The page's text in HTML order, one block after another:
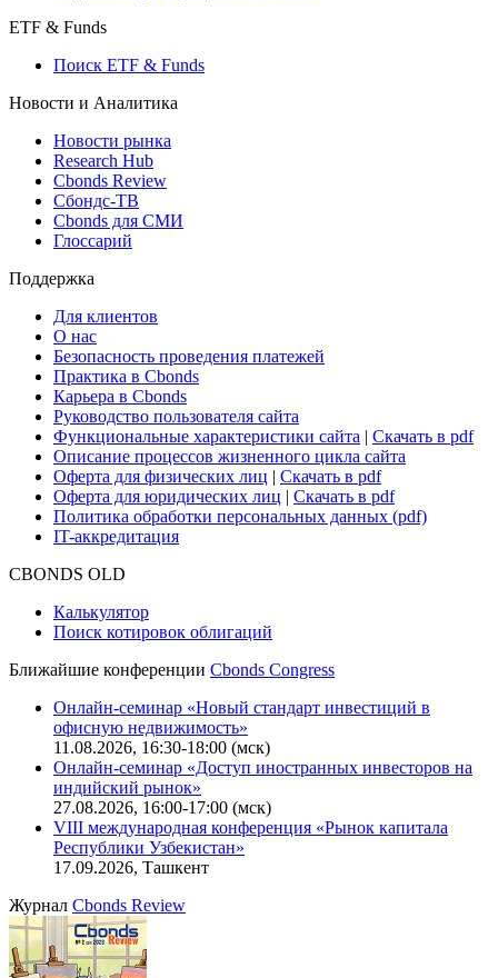
ETF & Funds
Поиск ETF & Funds
Новости и Аналитика
Новости рынка
Research Hub
Cbonds Review
Сбондс-ТВ
Cbonds для СМИ
Глоссарий
Поддержка
Для клиентов
О нас
Безопасность проведения платежей
Практика в Cbonds
Карьера в Cbonds
Руководство пользователя сайта
Функциональные характеристики сайта | Скачать в pdf
Описание процессов жизненного цикла сайта
Оферта для физических лиц | Скачать в pdf
Оферта для юридических лиц | Скачать в pdf
Политика обработки персональных данных (pdf)
IT-аккредитация
CBONDS OLD
Калькулятор
Поиск котировок облигаций
Ближайшие конференции Cbonds Congress
Онлайн-семинар «Новый стандарт инвестиций в
офисную недвижимость»
11.08.2026, 16:30-18:00 (мск)
Онлайн-семинар «Доступ иностранных инвесторов на
индийский рынок»
27.08.2026, 16:00-17:00 (мск)
VIII международная конференция «Рынок капитала
Республики Узбекистан»
17.09.2026, Ташкент
Журнал Cbonds Review